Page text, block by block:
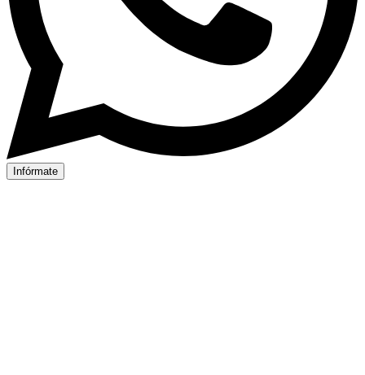
Infórmate